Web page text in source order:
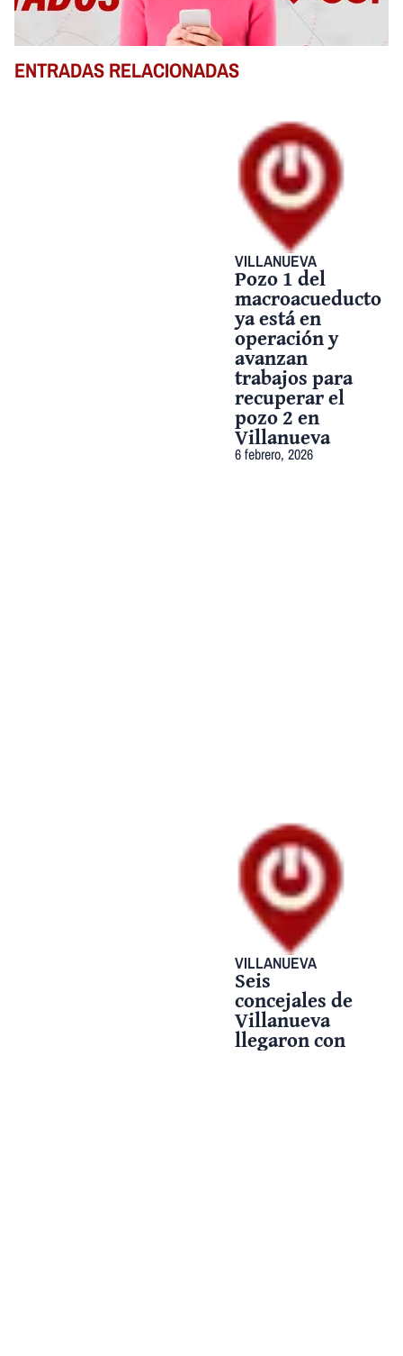
ENTRADAS RELACIONADAS
VILLANUEVA
Pozo 1 del
macroacueducto
ya está en
operación y
avanzan
trabajos para
recuperar el
pozo 2 en
Villanueva
6 febrero, 2026
VILLANUEVA
Seis
concejales de
Villanueva
llegaron con
lluvia de